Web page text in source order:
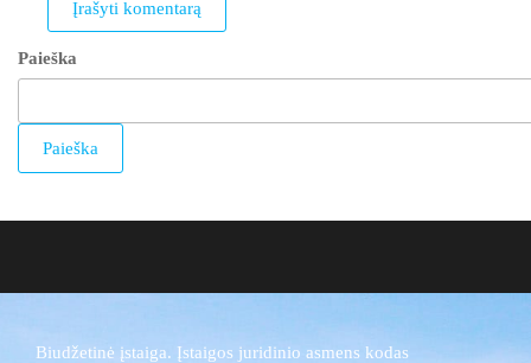
Paieška
Paieška
Biudžetinė įstaiga. Įstaigos juridinio asmens kodas